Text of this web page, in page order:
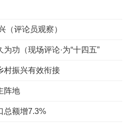
（评论员观察）
功（现场评论·为“十四五”
村振兴有效衔接
阵地
总额增7.3%